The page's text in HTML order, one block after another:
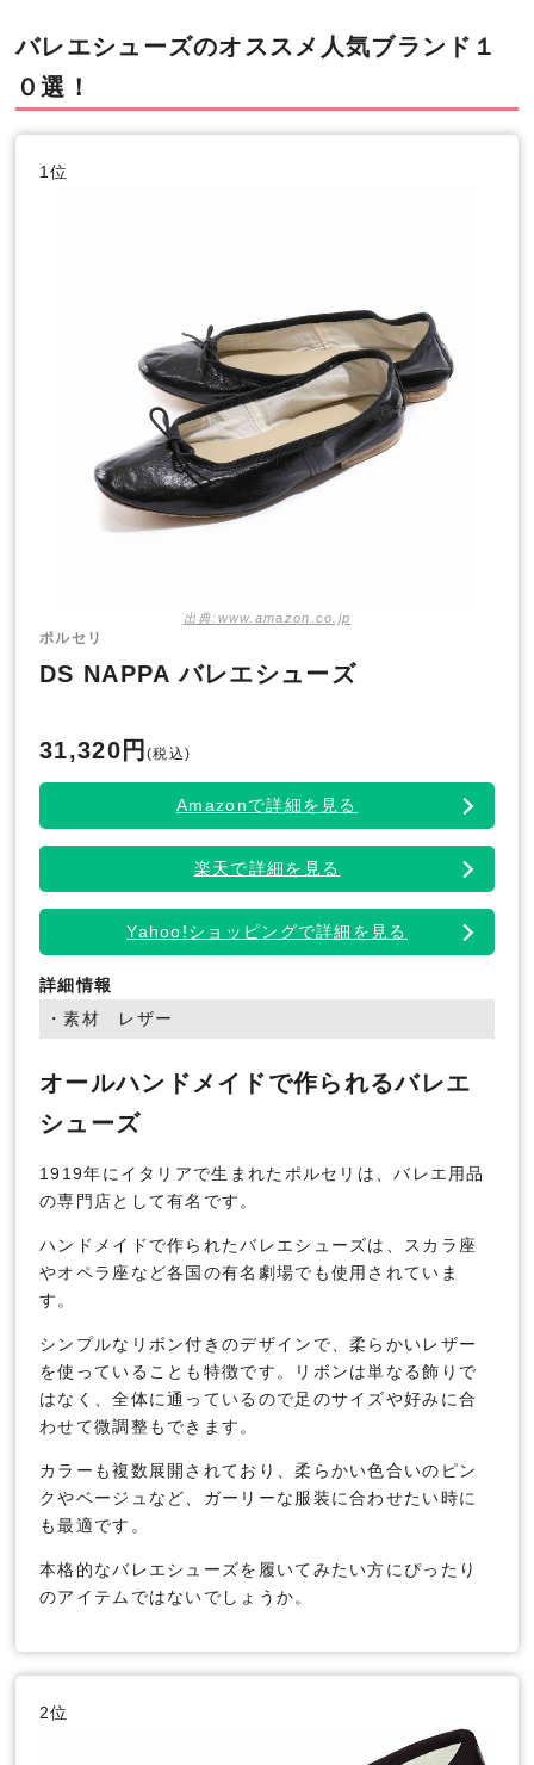
バレエシューズのオススメ人気ブランド１
０選！
1位
出典:www.amazon.co.jp
ポルセリ
DS NAPPA バレエシューズ
31,320円(税込)
Amazonで詳細を見る
楽天で詳細を見る
Yahoo!ショッピングで詳細を見る
詳細情報
・素材 レザー
オールハンドメイドで作られるバレエ
シューズ
1919年にイタリアで生まれたポルセリは、バレエ用品
の専門店として有名です。
ハンドメイドで作られたバレエシューズは、スカラ座
やオペラ座など各国の有名劇場でも使用されていま
す。
シンプルなリボン付きのデザインで、柔らかいレザー
を使っていることも特徴です。リボンは単なる飾りで
はなく、全体に通っているので足のサイズや好みに合
わせて微調整もできます。
カラーも複数展開されており、柔らかい色合いのピン
クやベージュなど、ガーリーな服装に合わせたい時に
も最適です。
本格的なバレエシューズを履いてみたい方にぴったり
のアイテムではないでしょうか。
2位